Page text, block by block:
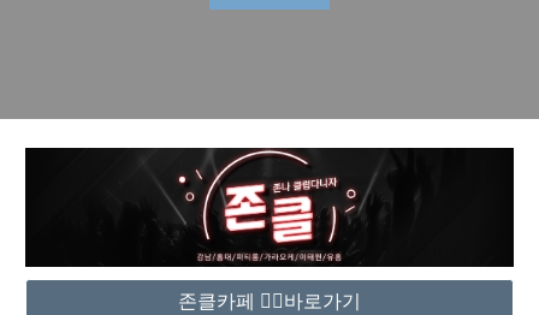
존클카페 ❤️‍🔥바로가기